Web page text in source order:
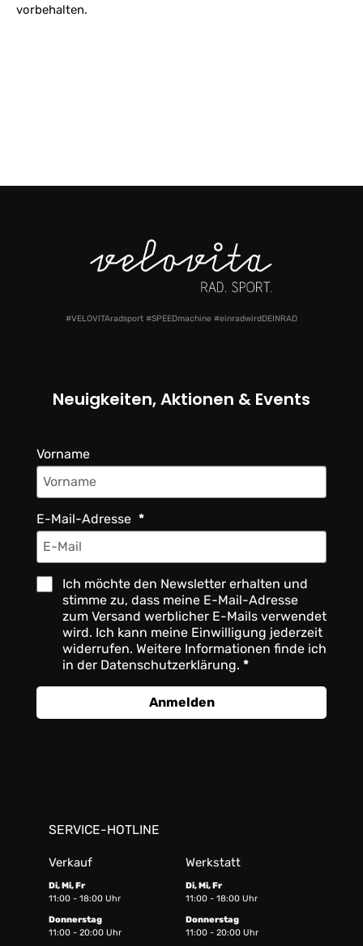
vorbehalten.
#VELOVITAradsport #SPEEDmachine #einradwirdDEINRAD
Neuigkeiten, Aktionen & Events
Vorname
E-Mail-Adresse
Ich möchte den Newsletter erhalten und
stimme zu, dass meine E-Mail-Adresse
zum Versand werblicher E-Mails verwendet
wird. Ich kann meine Einwilligung jederzeit
widerrufen. Weitere Informationen finde ich
in der Datenschutzerklärung.
Anmelden
SERVICE-HOTLINE
Verkauf Werkstatt
Di, Mi, Fr
11:00 - 18:00 Uhr
Di, Mi, Fr
11:00 - 18:00 Uhr
Donnerstag
11:00 - 20:00 Uhr
Donnerstag
11:00 - 20:00 Uhr